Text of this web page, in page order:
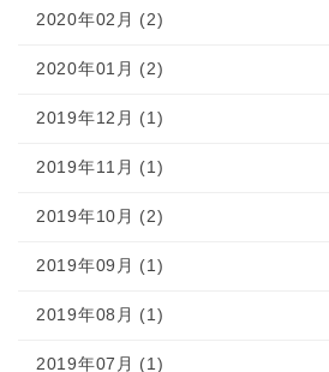
2020年02月 (2)
2020年01月 (2)
2019年12月 (1)
2019年11月 (1)
2019年10月 (2)
2019年09月 (1)
2019年08月 (1)
2019年07月 (1)